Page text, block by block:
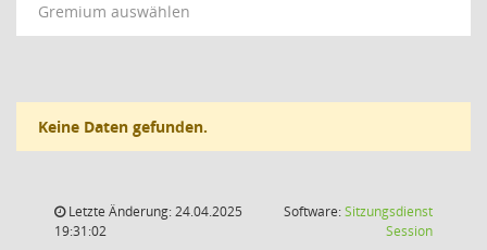
Gremium auswählen
Keine Daten gefunden.
Letzte Änderung: 24.04.2025
19:31:02
Software:Sitzungsdienst
Session(Wird in